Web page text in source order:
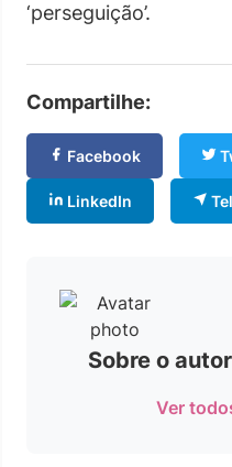
‘perseguição’.
Compartilhe:
Facebook
LinkedIn
Sobre o
Ver